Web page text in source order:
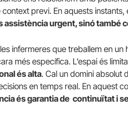
previ. En aquests
assistència urgent, sinó també
infermeres que treballem en
més específica. L’espai és
és alta. Cal un domini absolut
en temps real. En aquest
és garantia de continuïtat i